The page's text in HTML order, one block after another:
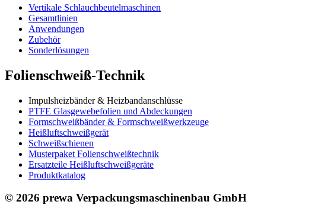
Vertikale Schlauch­beutelmaschinen
Gesamtlinien
Anwendungen
Zubehör
Sonderlösungen
Folienschweiß-Technik
Impuls­heizbänder & Heizband­anschlüsse
PTFE Glas­gewebefolien und Abdeckungen
Formschweiß­bänder & Formschweiß­werkzeuge
Heißluftschweißgerät
Schweiß­schienen
Musterpaket Folienschweißtechnik
Ersatzteile Heißluftschweißgeräte
Produktkatalog
© 2026 prewa Verpackungsmaschinenbau GmbH